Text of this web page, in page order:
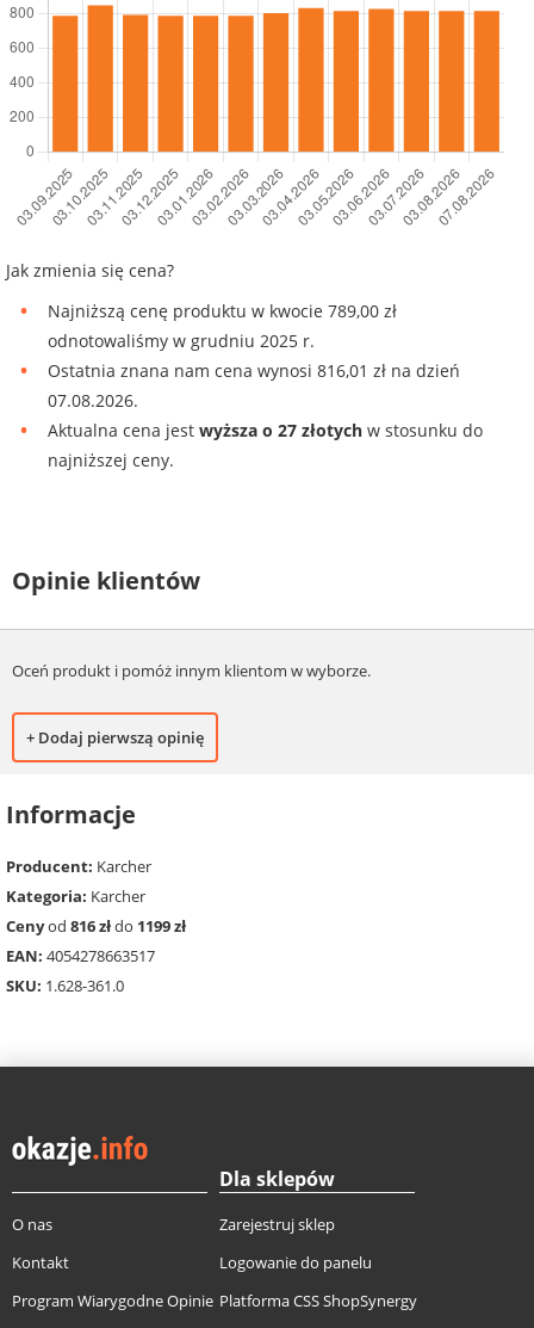
Jak zmienia się cena?
Najniższą cenę produktu w kwocie 789,00 zł
odnotowaliśmy w grudniu 2025 r.
Ostatnia znana nam cena wynosi 816,01 zł na dzień
07.08.2026.
Aktualna cena jest wyższa o 27 złotych w stosunku do
najniższej ceny.
Opinie klientów
Oceń produkt i pomóż innym klientom w wyborze.
+ Dodaj pierwszą opinię
Informacje
Producent: Karcher
Kategoria: Karcher
Cenyod 816 złdo 1199 zł
EAN: 4054278663517
SKU: 1.628-361.0
O nas
Kontakt
Program Wiarygodne Opinie
Dla sklepów
Zarejestruj sklep
Logowanie do panelu
Platforma CSS ShopSynergy